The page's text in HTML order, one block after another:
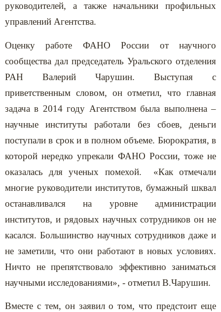
руководителей, а также начальники профильных
управлений Агентства.
Оценку работе ФАНО России от научного
сообщества дал председатель Уральского отделения
РАН Валерий Чарушин. Выступая с
приветственным словом, он отметил, что главная
задача в 2014 году Агентством была выполнена –
научные институты работали без сбоев, деньги
поступали в срок и в полном объеме. Бюрократия, в
которой нередко упрекали ФАНО России, тоже не
оказалась для ученых помехой. «Как отмечали
многие руководители институтов, бумажный шквал
останавливался на уровне администрации
институтов, и рядовых научных сотрудников он не
касался. Большинство научных сотрудников даже и
не заметили, что они работают в новых условиях.
Ничто не препятствовало эффективно заниматься
научными исследованиями», - отметил В.Чарушин.
Вместе с тем, он заявил о том, что предстоит еще